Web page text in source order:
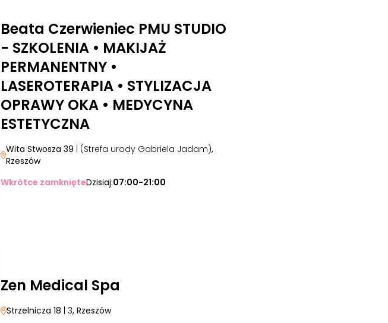
Beata Czerwieniec PMU STUDIO
- SZKOLENIA • MAKIJAŻ
PERMANENTNY •
LASEROTERAPIA • STYLIZACJA
OPRAWY OKA • MEDYCYNA
ESTETYCZNA
Wita Stwosza 39 | (Strefa urody Gabriela Jadam),
Rzeszów
Wkrótce zamknięteDzisiaj:07:00-21:00
Zen Medical Spa
Strzelnicza 18 | 3, Rzeszów